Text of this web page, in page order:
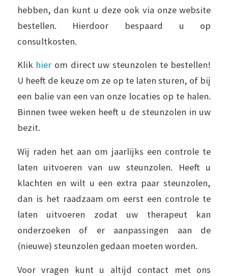
hebben, dan kunt u deze ook via onze website
bestellen. Hierdoor bespaard u op
consultkosten.
Klik hier om direct uw steunzolen te bestellen!
U heeft de keuze om ze op te laten sturen, of bij
een balie van een van onze locaties op te halen.
Binnen twee weken heeft u de steunzolen in uw
bezit.
Wij raden het aan om jaarlijks een controle te
laten uitvoeren van uw steunzolen. Heeft u
klachten en wilt u een extra paar steunzolen,
dan is het raadzaam om eerst een controle te
laten uitvoeren zodat uw therapeut kan
onderzoeken of er aanpassingen aan de
(nieuwe) steunzolen gedaan moeten worden.
Voor vragen kunt u altijd contact met ons